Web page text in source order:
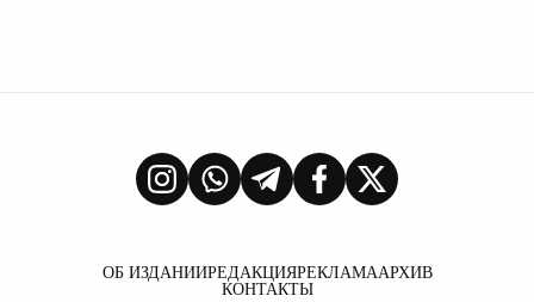
ОБ ИЗДАНИИРЕДАКЦИЯРЕКЛАМААРХИВ
КОНТАКТЫ